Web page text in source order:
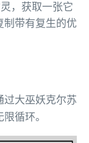
，获取一张它
制带有复生的优
过大巫妖克尔苏
循环。